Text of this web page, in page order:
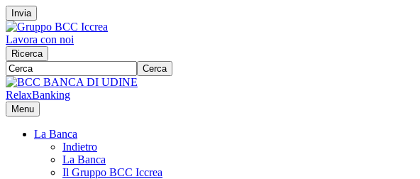
Invia
Lavora con noi
Ricerca
Cerca
RelaxBanking
Menu
La Banca
Indietro
La Banca
Il Gruppo BCC Iccrea